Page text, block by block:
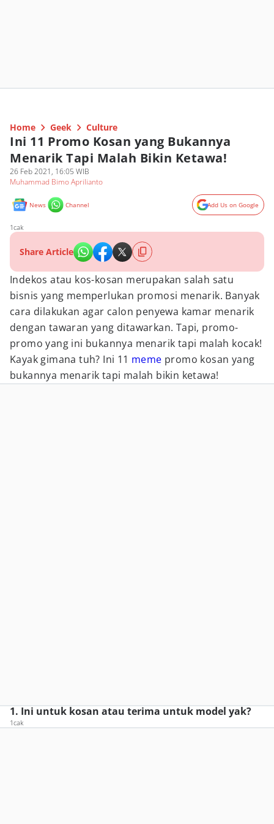
Home Geek Culture
Ini 11 Promo Kosan yang Bukannya
Menarik Tapi Malah Bikin Ketawa!
26 Feb 2021, 16:05 WIB
Muhammad Bimo Aprilianto
News Channel Add Us on Google
1cak
Share Article
Indekos atau kos-kosan merupakan salah satu
bisnis yang memperlukan promosi menarik. Banyak
cara dilakukan agar calon penyewa kamar menarik
dengan tawaran yang ditawarkan. Tapi, promo-
promo yang ini bukannya menarik tapi malah kocak!
Kayak gimana tuh? Ini 11 meme promo kosan yang
bukannya menarik tapi malah bikin ketawa!
1. Ini untuk kosan atau terima untuk model yak?
1cak